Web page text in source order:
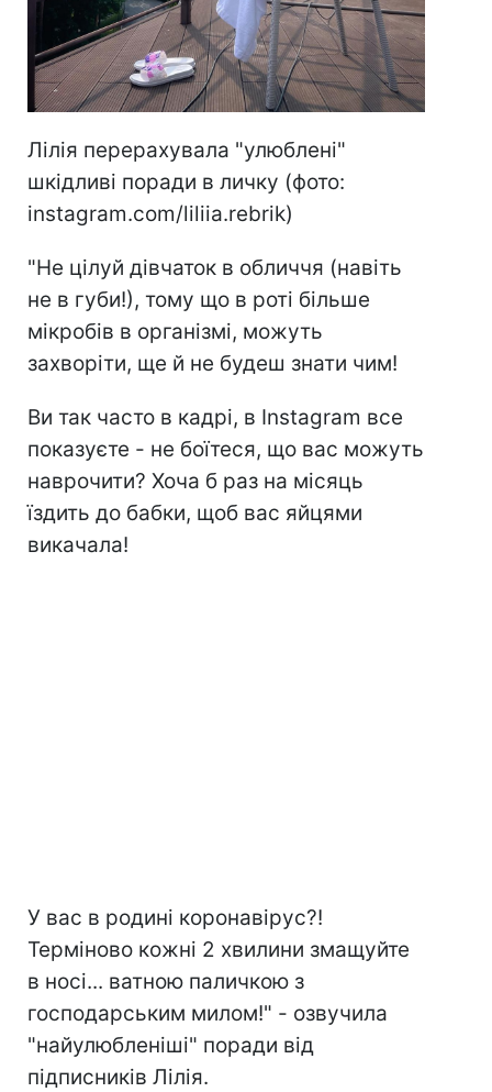
Лілія перерахувала "улюблені"
шкідливі поради в личку (фото:
instagram.com/liliia.rebrik)
"Не цілуй дівчаток в обличчя (навіть
не в губи!), тому що в роті більше
мікробів в організмі, можуть
захворіти, ще й не будеш знати чим!
Ви так часто в кадрі, в Instagram все
показуєте - не боїтеся, що вас можуть
наврочити? Хоча б раз на місяць
їздить до бабки, щоб вас яйцями
викачала!
У вас в родині коронавірус?!
Терміново кожні 2 хвилини змащуйте
в носі... ватною паличкою з
господарським милом!" - озвучила
"найулюбленіші" поради від
підписників Лілія.